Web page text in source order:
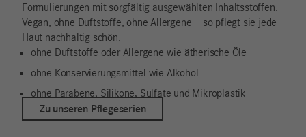
Formulierungen mit sorgfältig ausgewählten Inhaltsstoffen.
Vegan, ohne Duftstoffe, ohne Allergene – so pflegt sie jede
Haut nachhaltig schön.
ohne Duftstoffe oder Allergene wie ätherische Öle
ohne Konservierungsmittel wie Alkohol
ohne Parabene, Silikone, Sulfate und Mikroplastik
Zu unseren Pflegeserien